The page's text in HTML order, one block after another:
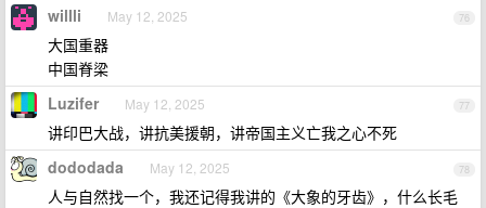
76
willli May 12, 2025
大国重器
中国脊梁
77
Luzifer May 12, 2025
讲印巴大战，讲抗美援朝，讲帝国主义亡我之心不死
78
dododada May 12, 2025
人与自然找一个，我还记得我讲的《大象的牙齿》，什么长毛